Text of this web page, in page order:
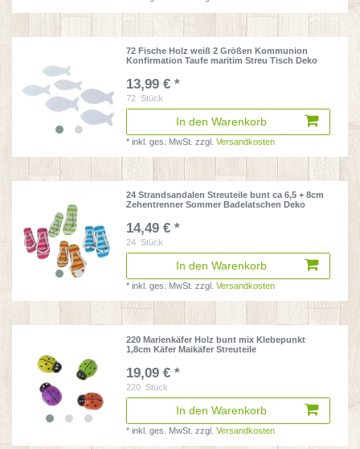
72 Fische Holz weiß 2 Größen Kommunion
Konfirmation Taufe maritim Streu Tisch Deko
13,99 € *
72 Stück
In den Warenkorb
*inkl. ges. MwSt. zzgl.Versandkosten
24 Strandsandalen Streuteile bunt ca 6,5 + 8cm
Zehentrenner Sommer Badelatschen Deko
14,49 € *
24 Stück
In den Warenkorb
*inkl. ges. MwSt. zzgl.Versandkosten
220 Marienkäfer Holz bunt mix Klebepunkt
1,8cm Käfer Maikäfer Streuteile
19,09 € *
220 Stück
In den Warenkorb
*inkl. ges. MwSt. zzgl.Versandkosten